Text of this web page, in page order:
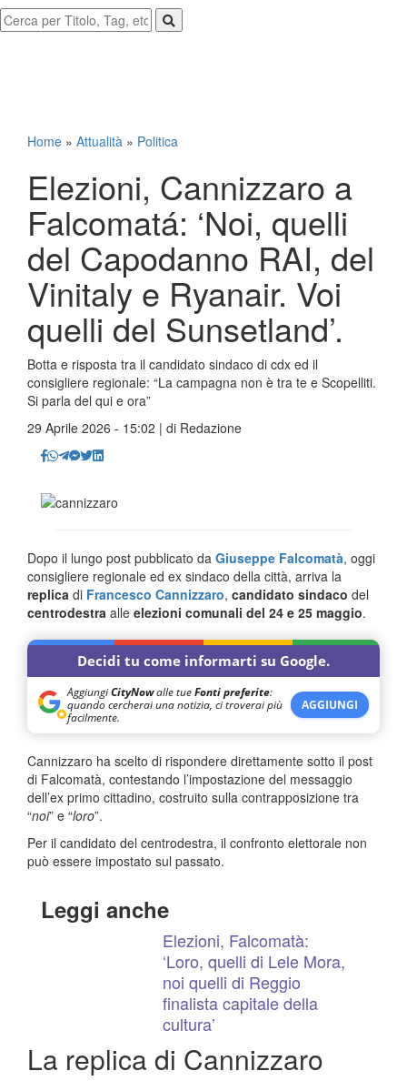
Home » Attualità » Politica
Elezioni, Cannizzaro a
Falcomatá: ‘Noi, quelli
del Capodanno RAI, del
Vinitaly e Ryanair. Voi
quelli del Sunsetland’.
Botta e risposta tra il candidato sindaco di cdx ed il
consigliere regionale: “La campagna non è tra te e Scopelliti.
Si parla del qui e ora”
29 Aprile 2026 - 15:02 | di Redazione
Dopo il lungo post pubblicato da Giuseppe Falcomatà, oggi
consigliere regionale ed ex sindaco della città, arriva la
replica di Francesco Cannizzaro, candidato sindaco del
centrodestra alle elezioni comunali del 24 e 25 maggio.
Decidi tu come informarti su Google.
AggiungiCityNowalle tueFonti preferite:
quando cercherai una notizia, ci troverai più
facilmente.
AGGIUNGI
Cannizzaro ha scelto di rispondere direttamente sotto il post
di Falcomatà, contestando l’impostazione del messaggio
dell’ex primo cittadino, costruito sulla contrapposizione tra
“noi” e “loro”.
Per il candidato del centrodestra, il confronto elettorale non
può essere impostato sul passato.
Leggi anche
Elezioni, Falcomatà:
‘Loro, quelli di Lele Mora,
noi quelli di Reggio
finalista capitale della
cultura’
La replica di Cannizzaro